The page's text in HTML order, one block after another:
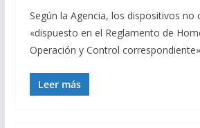
Según la Agencia, los dispositivos no
«dispuesto en el Reglamento de
Operación y Control
Leer más